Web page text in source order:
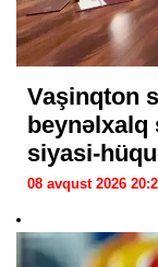
Vaşinqton
beynəlxalq
siyasi-
08 avqust 2026